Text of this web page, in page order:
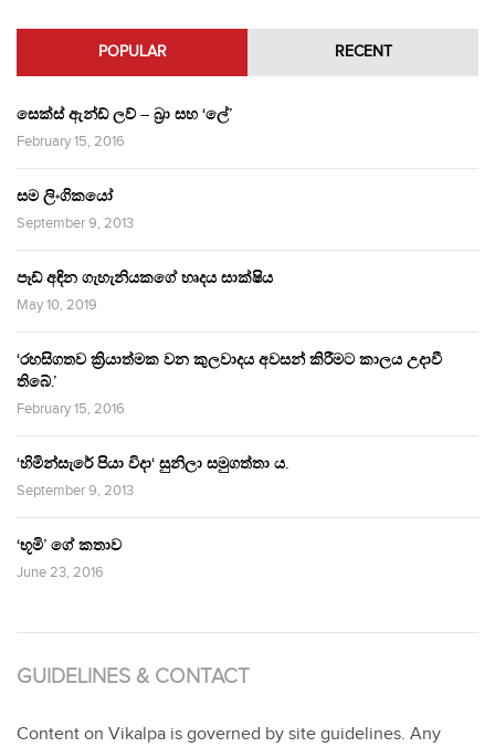
POPULAR RECENT
සෙක්ස් ඇන්ඩ් ලව් – බ්‍රා සහ ‘ලේ’
February 15, 2016
සම ලිංගිකයෝ
September 9, 2013
පෑඩ් අඳින ගැහැනියකගේ හෘදය සාක්ෂිය
May 10, 2019
‘රහසිගතව ක්‍රියාත්මක වන කුලවාදය අවසන් කිරීමට කාලය උදාවී
තිබේ.’
February 15, 2016
‘හිමින්සැරේ පියා විදා‘ සුනිලා සමුගත්තා ය.
September 9, 2013
‘භූමි’ ගේ කතාව
June 23, 2016
GUIDELINES & CONTACT
Content on Vikalpa is governed by site guidelines. Any